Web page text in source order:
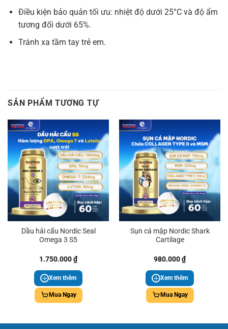
Điều kiện bảo quản tối ưu: nhiệt độ dưới 25°C và độ ẩm
tương đối dưới 65%.
Tránh xa tầm tay trẻ em.
SẢN PHẨM TƯƠNG TỰ
Dầu hải cẩu Nordic Seal
Omega 3 S5
1.750.000₫
Xem thêm
Mua Ngay
Sụn cá mập Nordic Shark
Cartilage
980.000₫
Xem thêm
Mua Ngay